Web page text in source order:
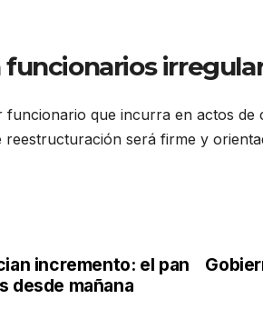
funcionarios
funcionario que incurra en actos
reestructuración será firme y
incremento: el pan
desde mañana